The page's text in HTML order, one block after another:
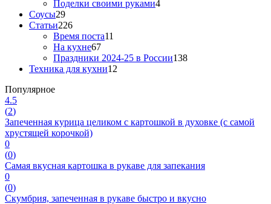
Поделки своими руками4
Соусы29
Статьи226
Время поста11
На кухне67
Праздники 2024-25 в России138
Техника для кухни12
Популярное
4.5
(2)
Запеченная курица целиком с картошкой в духовке (с самой
хрустящей корочкой)
0
(0)
Самая вкусная картошка в рукаве для запекания
0
(0)
Скумбрия, запеченная в рукаве быстро и вкусно